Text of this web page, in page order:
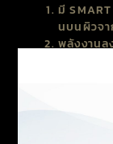
มีSMART
นบนผิวจา
พลังงาน
เล็กเพีย